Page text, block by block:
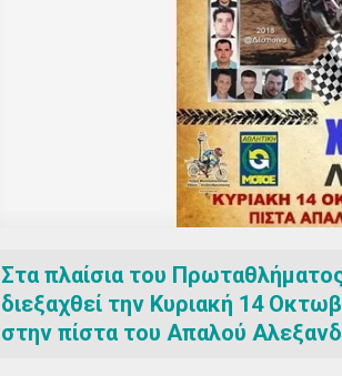
Στα πλαίσια του
διεξαχθεί την Κυριακή 14
στην πίστα του Απαλού